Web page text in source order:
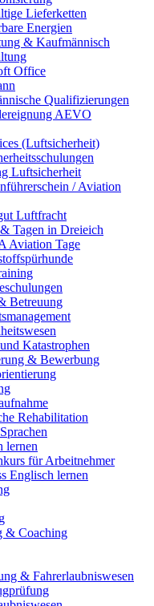
Lieferketten
Energien
& Kaufmännisch
Office
Qualifizierungen
AEVO
(Luftsicherheit)
Luftsicherheit
/ Aviation
Luftfracht
Tagen in Dreieich
Aviation Tage
Betreuung
Katastrophen
& Bewerbung
Rehabilitation
lernen
für Arbeitnehmer
Englisch lernen
& Coaching
& Fahrerlaubniswesen